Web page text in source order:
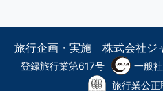
旅行企画・実施 株式会社ジ
登録旅行業第617号
一般
旅行業公正